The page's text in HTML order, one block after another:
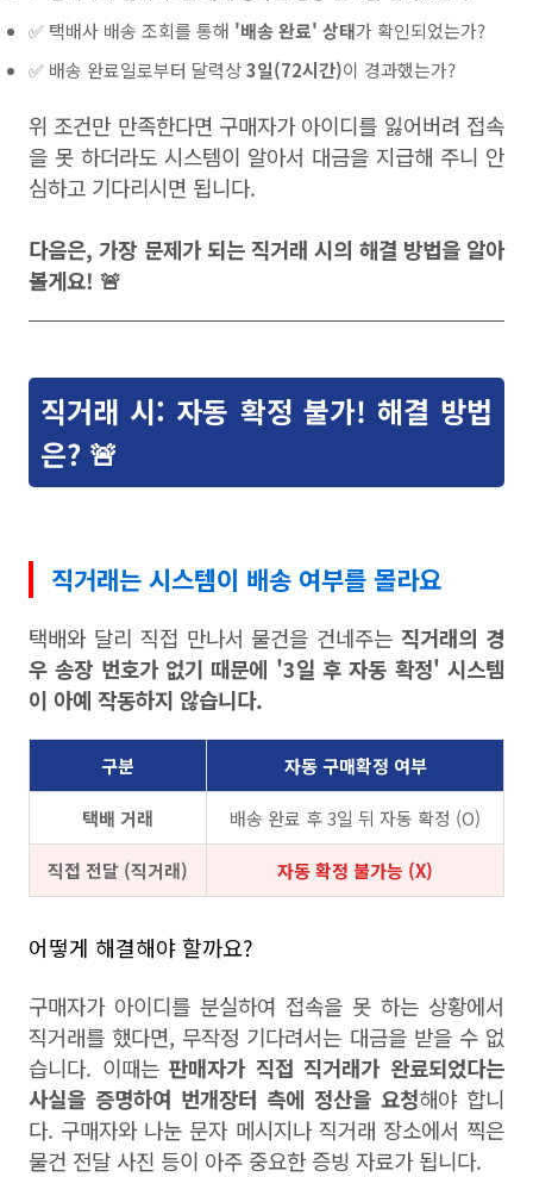
✅ 택배사 배송 조회를 통해 '배송 완료' 상태가 확인되었는가?
✅ 배송 완료일로부터 달력상3일(72시간)이 경과했는가?
위 조건만 만족한다면 구매자가 아이디를 잃어버려 접속
을 못 하더라도 시스템이 알아서 대금을 지급해 주니 안
심하고 기다리시면 됩니다.
다음은, 가장 문제가 되는 직거래 시의 해결 방법을 알아
볼게요! 🚨
직거래 시: 자동 확정 불가! 해결 방법
은? 🚨
직거래는 시스템이 배송 여부를 몰라요
택배와 달리 직접 만나서 물건을 건네주는 직거래의 경
우 송장 번호가 없기 때문에 '3일 후 자동 확정' 시스템
이 아예 작동하지 않습니다.
구분 자동 구매확정 여부
택배 거래 배송 완료 후 3일 뒤 자동 확정 (O)
직접 전달 (직거래) 자동 확정 불가능 (X)
어떻게 해결해야 할까요?
구매자가 아이디를 분실하여 접속을 못 하는 상황에서
직거래를 했다면, 무작정 기다려서는 대금을 받을 수 없
습니다. 이때는판매자가 직접 직거래가 완료되었다는
사실을 증명하여 번개장터 측에 정산을 요청해야 합니
다. 구매자와 나눈 문자 메시지나 직거래 장소에서 찍은
물건 전달 사진 등이 아주 중요한 증빙 자료가 됩니다.